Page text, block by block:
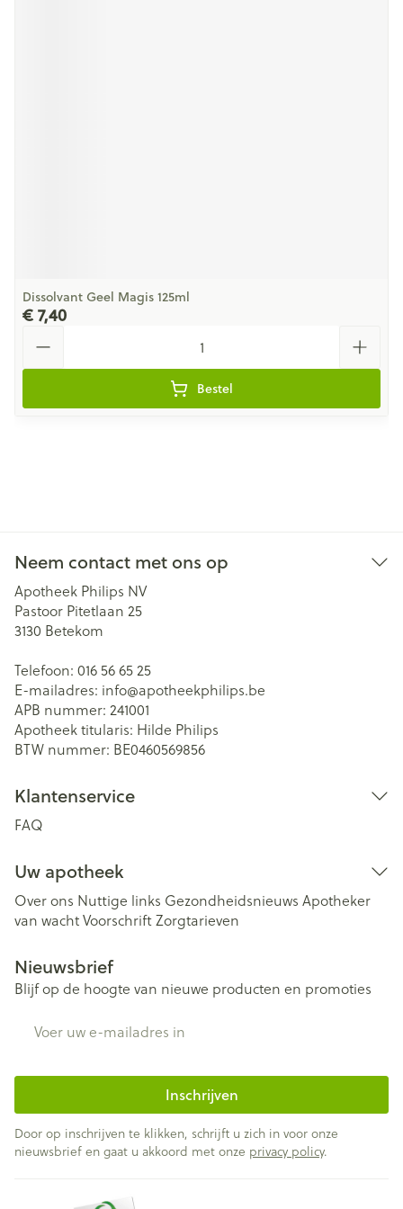
Dissolvant Geel Magis 125ml
€ 7,40
Bestel
Neem contact met ons op
Apotheek Philips NV
Pastoor Pitetlaan 25
3130 Betekom
Telefoon: 016 56 65 25
E-mailadres: info@apotheekphilips.be
APB nummer: 241001
Apotheek titularis: Hilde Philips
BTW nummer: BE0460569856
Klantenservice
FAQ
Uw apotheek
Over ons Nuttige links Gezondheidsnieuws Apotheker
van wachtVoorschriftZorgtarieven
Nieuwsbrief
Blijf op de hoogte van nieuwe producten en promoties
Inschrijven
Door op inschrijven te klikken, schrijft u zich in voor onze
nieuwsbrief en gaat u akkoord met onze privacy policy.